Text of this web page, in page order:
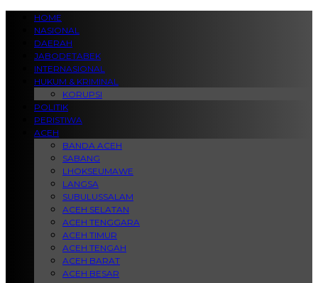
HOME
NASIONAL
DAERAH
JABODETABEK
INTERNASIONAL
HUKUM & KRIMINAL
KORUPSI
POLITIK
PERISTIWA
ACEH
BANDA ACEH
SABANG
LHOKSEUMAWE
LANGSA
SUBULUSSALAM
ACEH SELATAN
ACEH TENGGARA
ACEH TIMUR
ACEH TENGAH
ACEH BARAT
ACEH BESAR